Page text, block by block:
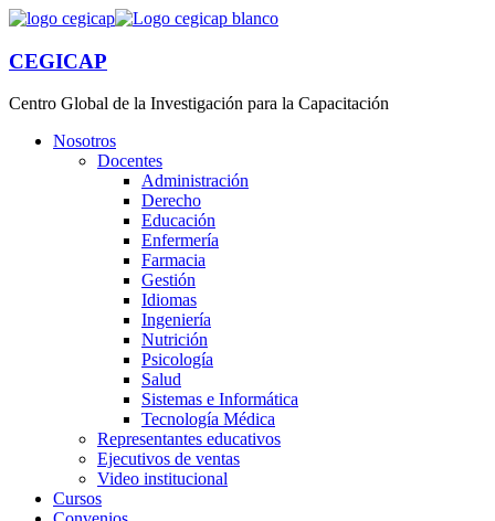
CEGICAP
Centro Global de la Investigación para la Capacitación
Nosotros
Docentes
Administración
Derecho
Educación
Enfermería
Farmacia
Gestión
Idiomas
Ingeniería
Nutrición
Psicología
Salud
Sistemas e Informática
Tecnología Médica
Representantes educativos
Ejecutivos de ventas
Video institucional
Cursos